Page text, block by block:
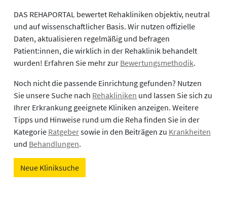
DAS REHAPORTAL bewertet Rehakliniken objektiv, neutral
und auf wissenschaftlicher Basis. Wir nutzen offizielle
Daten, aktualisieren regelmäßig und befragen
Patient:innen, die wirklich in der Rehaklinik behandelt
wurden! Erfahren Sie mehr zur Bewertungsmethodik.
Noch nicht die passende Einrichtung gefunden? Nutzen
Sie unsere Suche nach Rehakliniken und lassen Sie sich zu
Ihrer Erkrankung geeignete Kliniken anzeigen. Weitere
Tipps und Hinweise rund um die Reha finden Sie in der
Kategorie Ratgebersowie in den Beiträgen zu Krankheiten
und Behandlungen.
Neue Kliniksuche